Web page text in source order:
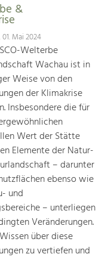
&
Mai 2024
Welterbe
Wachau ist in
Weise von den
der Klimakrise
Insbesondere die für
Wert der Stätte
Elemente der Natur-
– darunter
ebenso wie
und
– unterliegen
Veränderungen.
über diese
zu vertiefen und